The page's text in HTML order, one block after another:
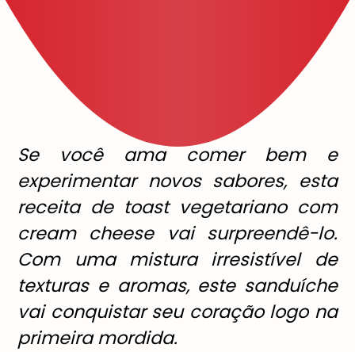
Se você ama comer bem e
experimentar novos sabores, esta
receita de toast vegetariano com
cream cheese vai surpreendê-lo.
Com uma mistura irresistível de
texturas e aromas, este sanduíche
vai conquistar seu coração logo na
primeira mordida.